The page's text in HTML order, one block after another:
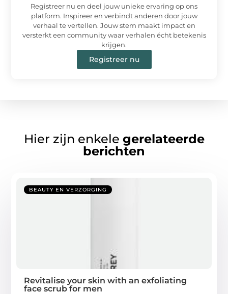
Registreer nu en deel jouw unieke ervaring op ons
platform. Inspireer en verbindt anderen door jouw
verhaal te vertellen. Jouw stem maakt impact en
versterkt een community waar verhalen écht betekenis
krijgen.
Registreer nu
Hier zijn enkele gerelateerde
berichten
BEAUTY EN VERZORGING
Revitalise your skin with an exfoliating
face scrub for men